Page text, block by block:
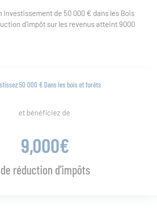
Investissement de 50 000 € dans les Bois
d’impôt sur les revenus atteint 9000
50 000 € Dans les bois et forêts
et bénéficiez de
de réduction d'impôts
9,000€